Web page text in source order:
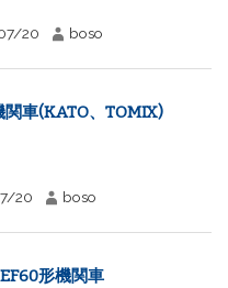
20 boso
関車(KATO、TOMIX)
20 boso
形機関車